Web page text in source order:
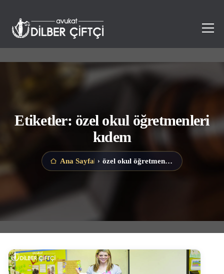
Etiketler: özel okul öğretmenleri
kıdem
Ana Sayfa › özel okul öğretmenleri kıdem